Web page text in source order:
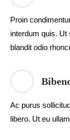
Proin
interdum quis. Ut
blandit odio
Ac purus
libero. Ut eu